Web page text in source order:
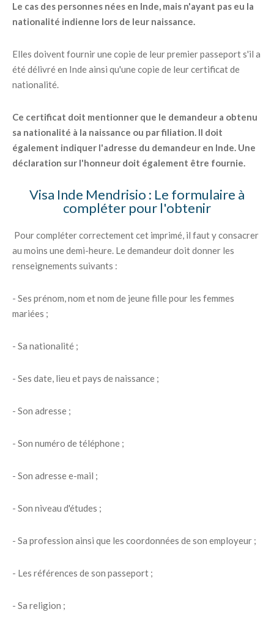
Le cas des personnes nées en Inde, mais n'ayant pas eu la
nationalité indienne lors de leur naissance.
Elles doivent fournir une copie de leur premier passeport s'il a
été délivré en Inde ainsi qu'une copie de leur certificat de
nationalité.
Ce certificat doit mentionner que le demandeur a obtenu
sa nationalité à la naissance ou par filiation. Il doit
également indiquer l'adresse du demandeur en Inde. Une
déclaration sur l'honneur doit également être fournie.
Visa Inde Mendrisio : Le formulaire à
compléter pour l'obtenir
Pour compléter correctement cet imprimé, il faut y consacrer
au moins une demi-heure. Le demandeur doit donner les
renseignements suivants :
- Ses prénom, nom et nom de jeune fille pour les femmes
mariées ;
- Sa nationalité ;
- Ses date, lieu et pays de naissance ;
- Son adresse ;
- Son numéro de téléphone ;
- Son adresse e-mail ;
- Son niveau d'études ;
- Sa profession ainsi que les coordonnées de son employeur ;
- Les références de son passeport ;
- Sa religion ;